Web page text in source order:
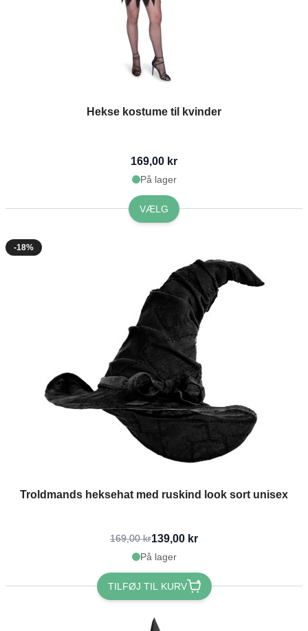
Hekse kostume til kvinder
169,00 kr
På lager
VÆLG
-18%
Troldmands heksehat med ruskind look sort unisex
169,00 kr139,00 kr
På lager
TILFØJ TIL KURV